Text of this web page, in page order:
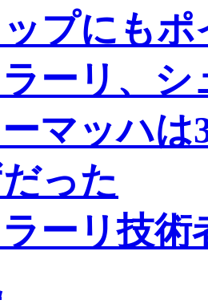
プにもポ
ーリ、
マッハ
った
ーリ技